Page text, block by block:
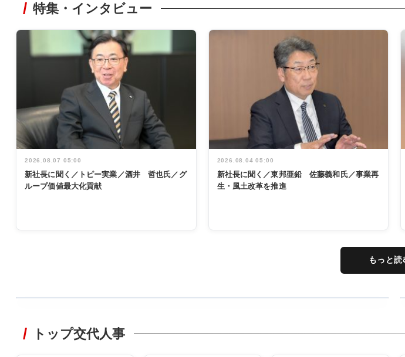
特集・インタビュー
2026.08.07 05:00
新社長に聞く／トピー実業／酒井 哲也氏／グ
ループ価値最大化貢献
2026.08.04 05:00
新社長に聞く／東邦亜鉛 佐藤義和氏／事業再
生・風土改革を推進
もっと読
非鉄業界で
トップ交代人事